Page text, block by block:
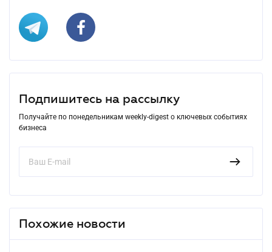
Подпишитесь на рассылку
Получайте по понедельникам weekly-digest о ключевых событиях
бизнеса
Похожие новости